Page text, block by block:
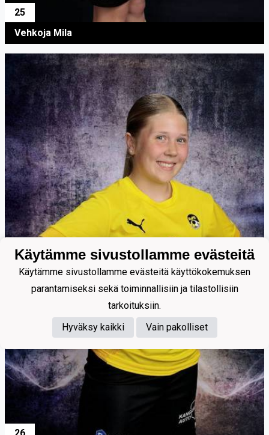
25
Vehkoja Mila
Käytämme sivustollamme evästeitä
Käytämme sivustollamme evästeitä käyttökokemuksen
parantamiseksi sekä toiminnallisiin ja tilastollisiin
tarkoituksiin.
Hyväksy kaikki
Vain pakolliset